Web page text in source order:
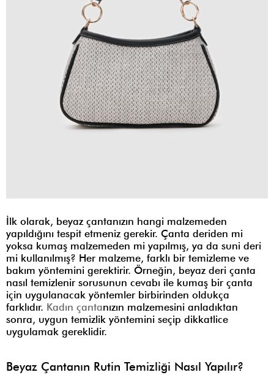
İlk olarak, beyaz çantanızın hangi malzemeden
yapıldığını tespit etmeniz gerekir. Çanta deriden mi
yoksa kumaş malzemeden mi yapılmış, ya da suni deri
mi kullanılmış? Her malzeme, farklı bir temizleme ve
bakım yöntemini gerektirir. Örneğin, beyaz deri çanta
nasıl temizlenir sorusunun cevabı ile kumaş bir çanta
için uygulanacak yöntemler birbirinden oldukça
farklıdır. Kadın çantanızın malzemesini anladıktan
sonra, uygun temizlik yöntemini seçip dikkatlice
uygulamak gereklidir.
Beyaz Çantanın Rutin Temizliği Nasıl Yapılır?